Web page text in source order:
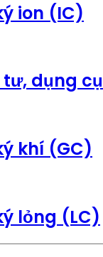
ion (IC)
tư, dụng cụ
khí (GC)
lỏng (LC)